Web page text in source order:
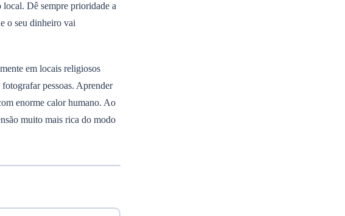
local. Dê sempre prioridade a
o seu dinheiro vai
em locais religiosos
pessoas. Aprender
enorme calor humano. Ao
muito mais rica do modo